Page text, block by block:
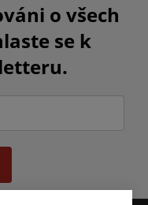
o všech
se k